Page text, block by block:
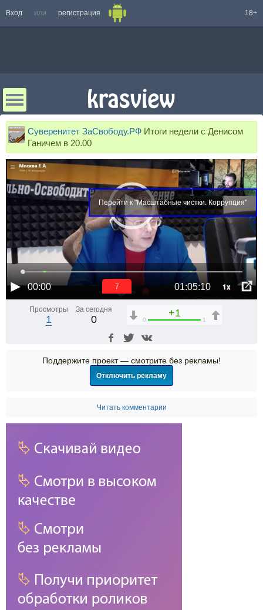
Вход или регистрация 18+
Суверенитет ЗаСвободу.РФ Итоги недели с Денисом
Ганичем в 20.00
Перейти к "Масштабные чистки. Коррупция"
00:00 01:05:10 1x
7
Просмотры
1
За сегодня
0
+1
0 1
Поддержите проект — смотрите без рекламы!
Отключить рекламу
Читать комментарии